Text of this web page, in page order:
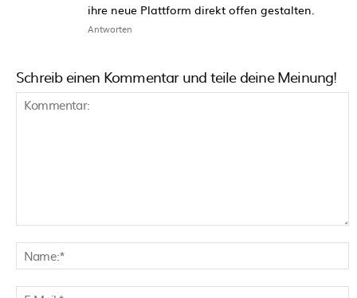
ihre neue Plattform direkt offen gestalten.
Antworten
Schreib einen Kommentar und teile deine Meinung!